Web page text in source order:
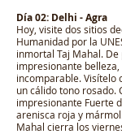
Día 02: Delhi - Agra
Hoy, visite dos sitios
Humanidad por la
inmortal Taj Mahal.
impresionante
incomparable. Visítelo
un cálido tono rosado.
impresionante Fuerte
arenisca roja y
Mahal cierra los